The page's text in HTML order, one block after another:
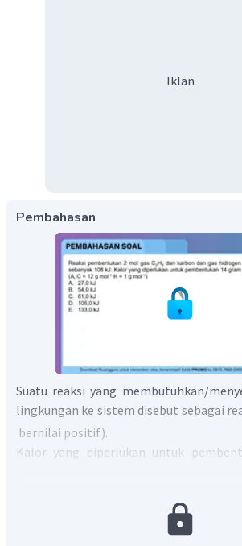
Iklan
Pembahasan
Suatu reaksi yang membutuhkan/
lingkungan ke sistem disebut sebagai
bernilai positif).
Kalor yang diperlukan untuk
dihitung dengan rumus berikut: